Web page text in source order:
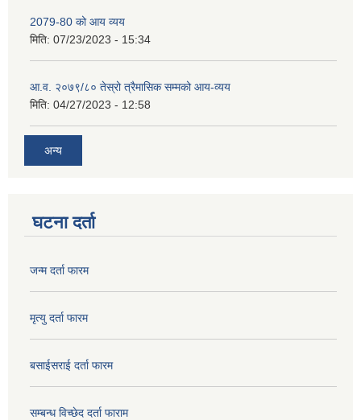
2079-80 को आय व्यय
मिति: 07/23/2023 - 15:34
आ.व. २०७९/८० तेस्रो त्रैमासिक सम्मको आय-व्यय
मिति: 04/27/2023 - 12:58
अन्य
घटना दर्ता
जन्म दर्ता फारम
मृत्यु दर्ता फारम
बसाईसराई दर्ता फारम
सम्बन्ध विच्छेद दर्ता फाराम